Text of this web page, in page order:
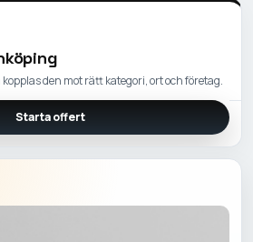
den mot rätt kategori, ort och företag.
Starta offert